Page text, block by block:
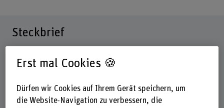
Steckbrief
Erst mal Cookies 🍪
Dürfen wir Cookies auf Ihrem Gerät speichern, um
die Website-Navigation zu verbessern, die